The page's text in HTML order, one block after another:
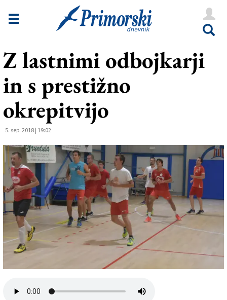
Novice
Goriška
Kultura
Šport
Še
Vreme
V Kioskih
Uredništvo
Oglasi
Založnik
Z lastnimi odbojkarji
in s prestižno
okrepitvijo
5. sep. 2018 | 19:02